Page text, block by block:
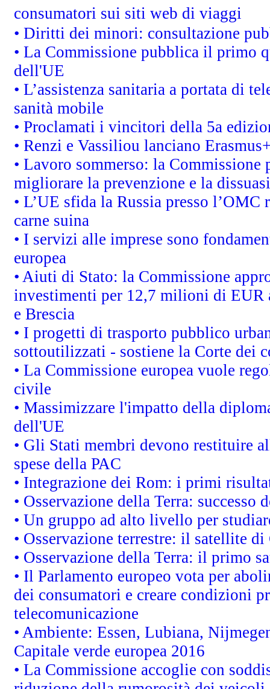
consumatori sui siti web di viaggi
• Diritti dei minori: consultazione
• La Commissione pubblica il primo
dell'UE
• L’assistenza sanitaria a portata di
sanità mobile
• Proclamati i vincitori della 5a
• Renzi e Vassiliou lanciano
• Lavoro sommerso: la
migliorare la prevenzione e la
• L’UE sfida la Russia presso
carne suina
• I servizi alle imprese sono
europea
• Aiuti di Stato: la Commissione
investimenti per 12,7 milioni di EUR
e Brescia
• I progetti di trasporto pubblico
sottoutilizzati - sostiene la Corte dei
• La Commissione europea vuole
civile
• Massimizzare l'impatto della
dell'UE
• Gli Stati membri devono restituire
spese della PAC
• Integrazione dei Rom: i primi
• Osservazione della Terra:
• Un gruppo ad alto livello per
• Osservazione terrestre: il satellite
• Osservazione della Terra: il primo
• Il Parlamento europeo vota per
dei consumatori e creare condizioni
telecomunicazione
• Ambiente: Essen, Lubiana,
Capitale verde europea 2016
• La Commissione accoglie con